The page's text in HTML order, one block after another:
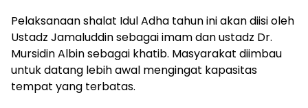
Pelaksanaan shalat Idul Adha tahun ini akan diisi oleh
Ustadz Jamaluddin sebagai imam dan ustadz Dr.
Mursidin Albin sebagai khatib. Masyarakat diimbau
untuk datang lebih awal mengingat kapasitas
tempat yang terbatas.